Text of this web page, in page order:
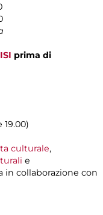
prima di
culturale,
e
in collaborazione con